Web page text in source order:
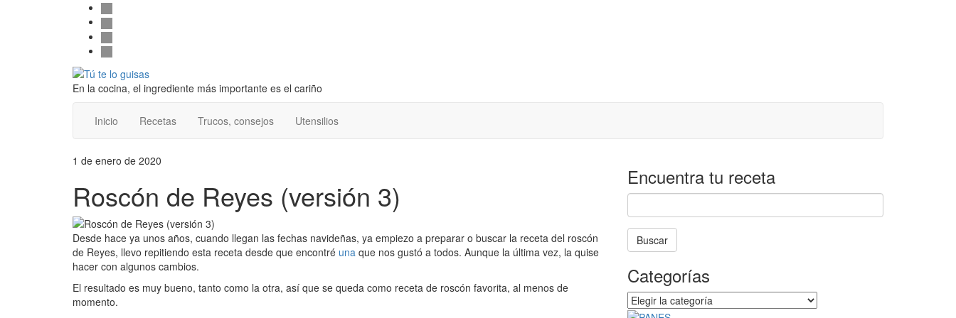
Follow
us
facebook
twitter
pinterest
instagram
Alternar
la
cabecera
En la cocina, el ingrediente más importante es el cariño
Inicio Recetas Trucos, consejos Utensilios
1 de enero de 2020
Roscón de Reyes (versión 3)
Desde hace ya unos años, cuando llegan las fechas navideñas, ya empiezo a preparar o buscar la receta del roscón
de Reyes, llevo repitiendo esta receta desde que encontré una que nos gustó a todos. Aunque la última vez, la quise
hacer con algunos cambios.
El resultado es muy bueno, tanto como la otra, así que se queda como receta de roscón favorita, al menos de
momento.
Encuentra tu receta
Buscar
búsqueda
está
en
progreso
Categorías
Categorías